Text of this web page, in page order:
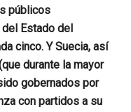
públicos
Estado del
cinco. Y Suecia, así
durante la mayor
gobernados por
con partidos a su